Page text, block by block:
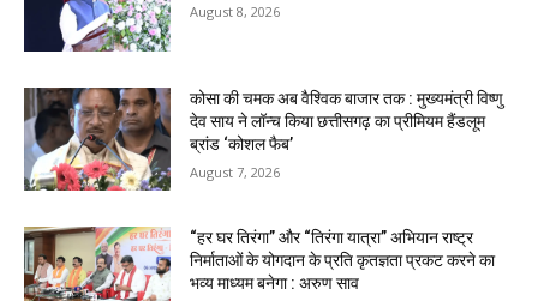
August 8, 2026
कोसा की चमक अब वैश्विक बाजार तक : मुख्यमंत्री विष्णु
देव साय ने लॉन्च किया छत्तीसगढ़ का प्रीमियम हैंडलूम
ब्रांड ‘कोशल फैब’
August 7, 2026
“हर घर तिरंगा” और “तिरंगा यात्रा” अभियान राष्ट्र
निर्माताओं के योगदान के प्रति कृतज्ञता प्रकट करने का
भव्य माध्यम बनेगा : अरुण साव